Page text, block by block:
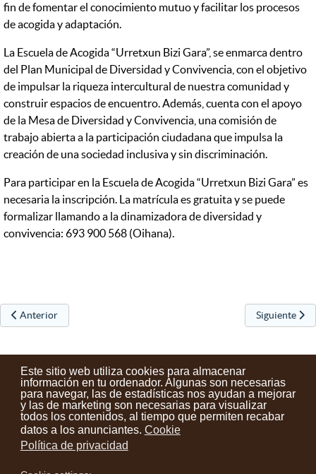
Este sitio web utiliza cookies para almacenar
información en tu ordenador. Algunas son necesarias
para navegar, las de estadísticas nos ayudan a mejorar
y las de marketing son necesarias para visualizar
todos los contenidos, al tiempo que permiten recabar
datos a los anunciantes. Cookie
Política de privacidad
fin de fomentar el conocimiento mutuo y facilitar los procesos
de acogida y adaptación.
La Escuela de Acogida “Urretxun Bizi Gara”, se enmarca dentro
del Plan Municipal de Diversidad y Convivencia, con el objetivo
de impulsar la riqueza intercultural de nuestra comunidad y
construir espacios de encuentro. Además, cuenta con el apoyo
de la Mesa de Diversidad y Convivencia, una comisión de
trabajo abierta a la participación ciudadana que impulsa la
creación de una sociedad inclusiva y sin discriminación.
Para participar en la Escuela de Acogida “Urretxun Bizi Gara” es
necesaria la inscripción. La matrícula es gratuita y se puede
formalizar llamando a la dinamizadora de diversidad y
convivencia: 693 900 568 (Oihana).
Artículo anterior: Intercambio intergeneracional
Anterior Artículo
Siguiente
Contactos Condiciones de uso Aviso legal
Noticias
Tu opinión cuenta